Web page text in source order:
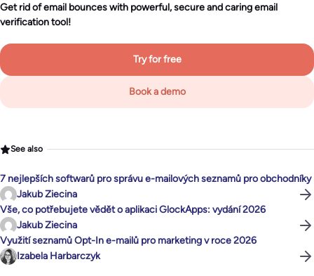
Get rid of email bounces with powerful, secure and caring email
verification tool!
Try for free
Book a demo
See also
7 nejlepších softwarů pro správu e-mailových seznamů pro obchodníky
Jakub Ziecina
Vše, co potřebujete vědět o aplikaci GlockApps: vydání 2026
Jakub Ziecina
Využití seznamů Opt-In e-mailů pro marketing v roce 2026
Izabela Harbarczyk